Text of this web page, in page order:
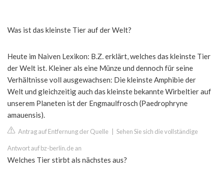
Was ist das kleinste Tier auf der Welt?
Heute im Naiven Lexikon: B.Z. erklärt, welches das kleinste Tier
der Welt ist. Kleiner als eine Münze und dennoch für seine
Verhältnisse voll ausgewachsen: Die kleinste Amphibie der
Welt und gleichzeitig auch das kleinste bekannte Wirbeltier auf
unserem Planeten ist der Engmaulfrosch (Paedrophryne
amauensis).
Antrag auf Entfernung der Quelle Sehen Sie sich die vollständige
Antwort auf bz-berlin.de an
Welches Tier stirbt als nächstes aus?